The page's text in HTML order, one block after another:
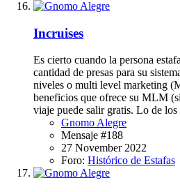
Incruises
Es cierto cuando la persona
cantidad de presas para su
niveles o multi level marketing
beneficios que ofrece su MLM
viaje puede salir gratis. Lo de los
Gnomo Alegre
Mensaje #188
27 November 2022
Foro: Histórico de Estafas